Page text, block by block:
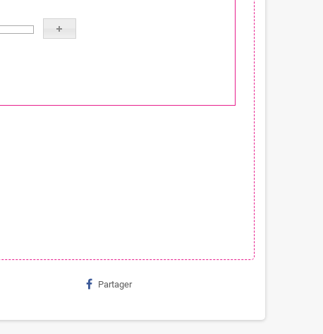
Partager